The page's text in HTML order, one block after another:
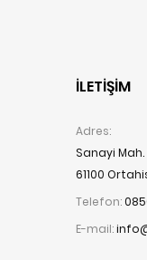
İLETIŞIM
Adres:
Sanayi Mah.
61100
Telefon:
E-mail: